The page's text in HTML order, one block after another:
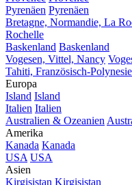
Pyrenäen Pyrenäen
Bretagne, Normandie, La
Rochelle
Baskenland Baskenland
Vogesen, Vittel, Nancy
Tahiti, Französisch-
Europa
Island Island
Italien Italien
Australien & Ozeanien
Amerika
Kanada Kanada
USA USA
Asien
Kirgisistan Kirgisistan